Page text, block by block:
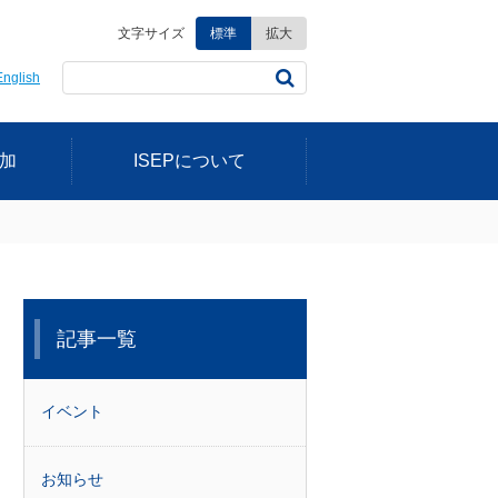
文字サイズ 標準 拡大
ISEPについて
記事一覧
イベント
お知らせ